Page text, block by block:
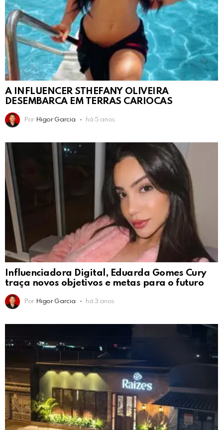
A INFLUENCER STHEFANY OLIVEIRA
DESEMBARCA EM TERRAS CARIOCAS
Por Higor Garcia há 5 anos
Influenciadora Digital, Eduarda Gomes Cury
traça novos objetivos e metas para o futuro
Por Higor Garcia há 3 anos